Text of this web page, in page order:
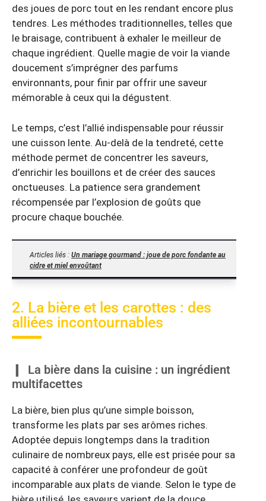
des joues de porc tout en les rendant encore plus
tendres. Les méthodes traditionnelles, telles que
le braisage, contribuent à exhaler le meilleur de
chaque ingrédient. Quelle magie de voir la viande
doucement s’imprégner des parfums
environnants, pour finir par offrir une saveur
mémorable à ceux qui la dégustent.
Le temps, c’est l’allié indispensable pour réussir
une cuisson lente. Au-delà de la tendreté, cette
méthode permet de concentrer les saveurs,
d’enrichir les bouillons et de créer des sauces
onctueuses. La patience sera grandement
récompensée par l’explosion de goûts que
procure chaque bouchée.
Articles liés : Un mariage gourmand : joue de porc fondante au
cidre et miel envoûtant
2. La bière et les carottes : des
alliées incontournables
La bière dans la cuisine : un ingrédient
multifacettes
La bière, bien plus qu’une simple boisson,
transforme les plats par ses arômes riches.
Adoptée depuis longtemps dans la tradition
culinaire de nombreux pays, elle est prisée pour sa
capacité à conférer une profondeur de goût
incomparable aux plats de viande. Selon le type de